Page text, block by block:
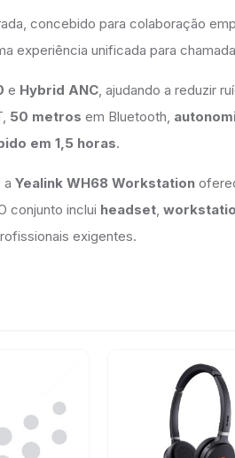
concebido para colaboração
experiência unificada para
e Hybrid ANC, ajudando a reduzir
50 metros em Bluetooth,
em 1,5 horas.
a Yealink WH68 Workstation
conjunto inclui headset,
exigentes.